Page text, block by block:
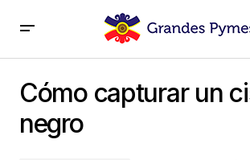
Cómo capturar un
negro